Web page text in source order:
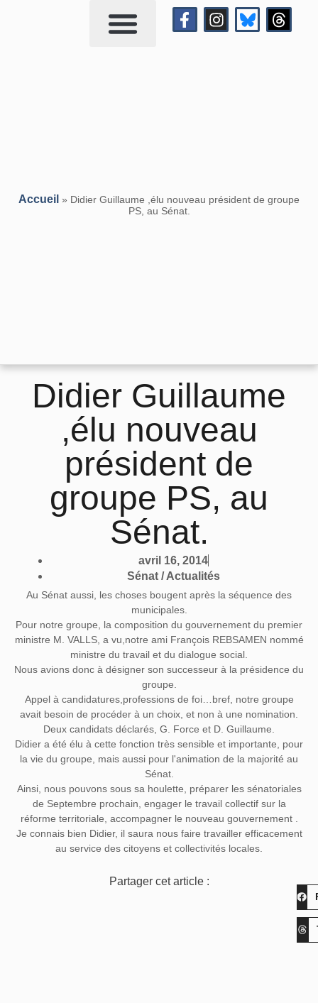
Accueil » Didier Guillaume ,élu nouveau président de groupe
PS, au Sénat.
Didier Guillaume
,élu nouveau
président de
groupe PS, au
Sénat.
avril 16, 2014
Sénat / Actualités
Au Sénat aussi, les choses bougent après la séquence des
municipales.
Pour notre groupe, la composition du gouvernement du premier
ministre M. VALLS, a vu,notre ami François REBSAMEN nommé
ministre du travail et du dialogue social.
Nous avions donc à désigner son successeur à la présidence du
groupe.
Appel à candidatures,professions de foi…bref, notre groupe
avait besoin de procéder à un choix, et non à une nomination.
Deux candidats déclarés, G. Force et D. Guillaume.
Didier a été élu à cette fonction très sensible et importante, pour
la vie du groupe, mais aussi pour l'animation de la majorité au
Sénat.
Ainsi, nous pouvons sous sa houlette, préparer les sénatoriales
de Septembre prochain, engager le travail collectif sur la
réforme territoriale, accompagner le nouveau gouvernement .
Je connais bien Didier, il saura nous faire travailler efficacement
au service des citoyens et collectivités locales.
Partager cet article :